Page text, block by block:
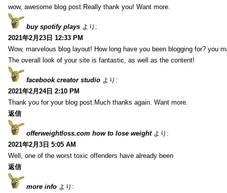
wow, awesome blog post.Really thank you! Want more.
buy spotify plays より:
2021年2月23日 12:33 PM
Wow, marvelous blog layout! How long have you been blogging for? you
The overall look of your site is fantastic, as well as the content!
facebook creator studio より:
2021年2月24日 2:10 PM
Thank you for your blog post.Much thanks again. Want more.
返信
offerweightloss.com how to lose weight より:
2021年2月3日 5:05 AM
Well, one of the worst toxic offenders have already been
返信
more info より: